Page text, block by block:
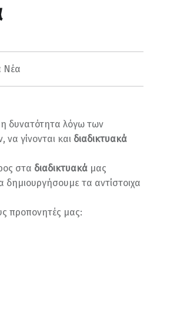
Νέα
δυνατότητα λόγω των
γίνονται και διαδικτυακά
στα διαδικτυακάμας
τα αντίστοιχα
προπονητές μας: